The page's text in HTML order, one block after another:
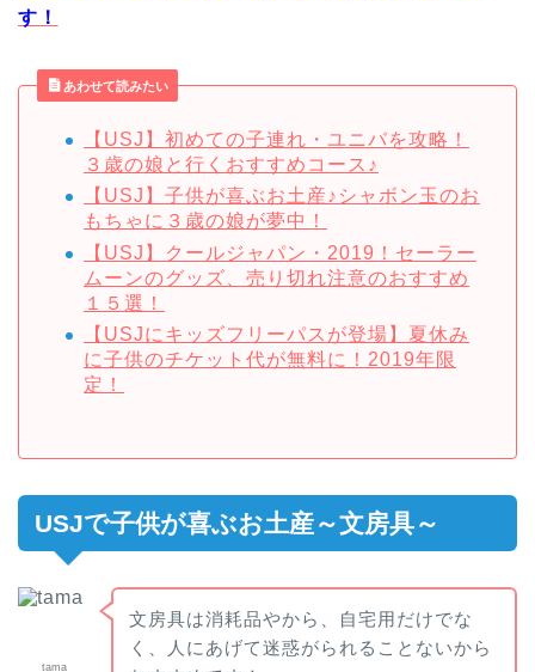
す！
あわせて読みたい
【USJ】初めての子連れ・ユニバを攻略！
３歳の娘と行くおすすめコース♪
【USJ】子供が喜ぶお土産♪シャボン玉のお
もちゃに３歳の娘が夢中！
【USJ】クールジャパン・2019！セーラー
ムーンのグッズ、売り切れ注意のおすすめ
１５選！
【USJにキッズフリーパスが登場】夏休み
に子供のチケット代が無料に！2019年限
定！
USJで子供が喜ぶお土産～文房具～
tama
文房具は消耗品やから、自宅用だけでな
く、人にあげて迷惑がられることないから